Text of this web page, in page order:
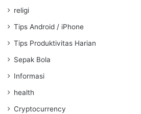
religi
Tips Android / iPhone
Tips Produktivitas Harian
Sepak Bola
Informasi
health
Cryptocurrency